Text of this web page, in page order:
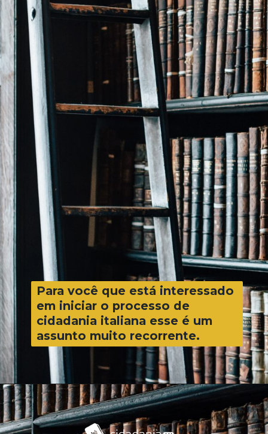
Para você que está interessado
em iniciar o processo de
cidadania italiana esse é um
assunto muito recorrente.